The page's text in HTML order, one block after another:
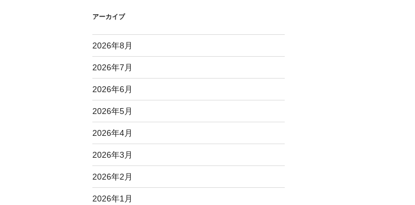
アーカイブ
2026年8月
2026年7月
2026年6月
2026年5月
2026年4月
2026年3月
2026年2月
2026年1月